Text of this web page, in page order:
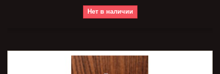
Нет в наличии